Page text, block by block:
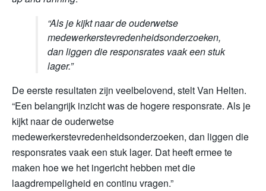
“Als je kijkt naar de ouderwetse
medewerkerstevredenheidsonderzoeken,
dan liggen die responsrates vaak een stuk
lager.”
De eerste resultaten zijn veelbelovend, stelt Van Helten.
“Een belangrijk inzicht was de hogere responsrate. Als je
kijkt naar de ouderwetse
medewerkerstevredenheidsonderzoeken, dan liggen die
responsrates vaak een stuk lager. Dat heeft ermee te
maken hoe we het ingericht hebben met die
laagdrempeligheid en continu vragen.”